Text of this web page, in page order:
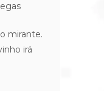
mirante.
irá